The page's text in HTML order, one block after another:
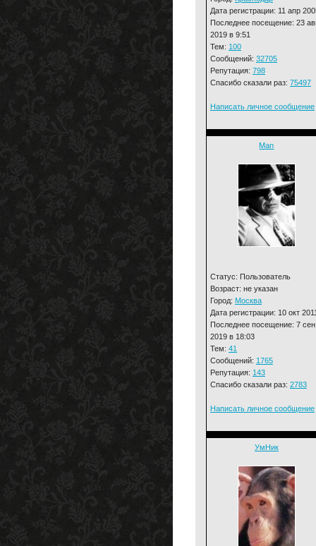
Дата регистрации: 11 апр
Последнее посещение: 23
2019 в 9:51
Тем: 100
Сообщений: 32705
Репутация: 798
Спасибо сказали раз: 75497
Написать личное сообщение
Man
Статус: Пользователь
Возраст: не указан
Город: Москва
Дата регистрации: 10 окт
Последнее посещение: 7 сен
2019 в 18:03
Тем: 41
Сообщений: 1765
Репутация: 143
Спасибо сказали раз: 2783
Написать личное сообщение
УмНик